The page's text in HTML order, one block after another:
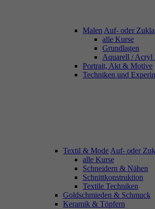
Malen Auf- oder
alle Kurse
Grundlagen
Aquarell / Acryl
Portrait, Akt & Motive
Techniken und
Textil & Mode Auf- oder
alle Kurse
Schneidern & Nähen
Schnittkonstruktion
Textile Techniken
Goldschmieden & Schmuck
Keramik & Töpfern